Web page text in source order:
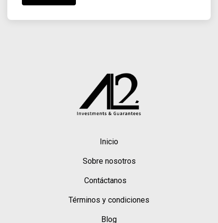
Inicio
Sobre nosotros
Contáctanos
Términos y condiciones
Blog